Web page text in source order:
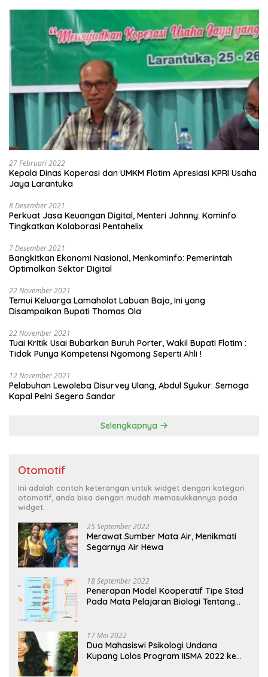
27 Februari 2022
Kepala Dinas Koperasi dan UMKM Flotim Apresiasi KPRI Usaha
Jaya Larantuka
8 Desember 2021
Perkuat Jasa Keuangan Digital, Menteri Johnny: Kominfo
Tingkatkan Kolaborasi Pentahelix
7 Desember 2021
Bangkitkan Ekonomi Nasional, Menkominfo: Pemerintah
Optimalkan Sektor Digital
22 November 2021
Temui Keluarga Lamaholot Labuan Bajo, Ini yang
Disampaikan Bupati Thomas Ola
22 November 2021
Tuai Kritik Usai Bubarkan Buruh Porter, Wakil Bupati Flotim :
Tidak Punya Kompetensi Ngomong Seperti Ahli !
12 November 2021
Pelabuhan Lewoleba Disurvey Ulang, Abdul Syukur: Semoga
Kapal Pelni Segera Sandar
Selengkapnya
Otomotif
Ini adalah contoh keterangan untuk widget dengan kategori
otomotif, anda bisa dengan mudah memasukkannya pada
widget.
25 September 2022
Merawat Sumber Mata Air, Menikmati
Segarnya Air Hewa
18 September 2022
Penerapan Model Kooperatif Tipe Stad
Pada Mata Pelajaran Biologi Tentang
17 Mei 2022
Dua Mahasiswi Psikologi Undana
Kupang Lolos Program IISMA 2022 ke